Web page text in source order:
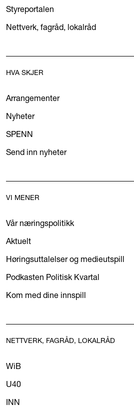
Styreportalen
Nettverk, fagråd, lokalråd
HVA SKJER
Arrangementer
Nyheter
SPENN
Send inn nyheter
VI MENER
Vår næringspolitikk
Aktuelt
Høringsuttalelser og medieutspill
Podkasten Politisk Kvartal
Kom med dine innspill
NETTVERK, FAGRÅD, LOKALRÅD
WiB
U40
INN